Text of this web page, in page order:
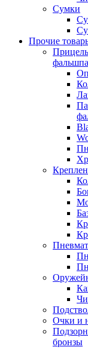
Сумки
Прочие
Очки и
бронзы